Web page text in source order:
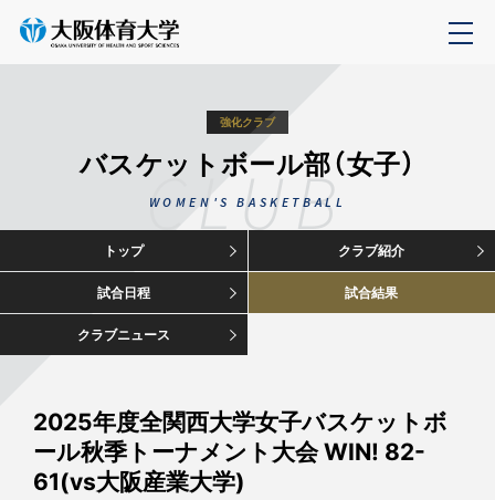
強化クラブ
バスケットボール部（女子）
WOMEN'S BASKETBALL
CLUB
トップ クラブ紹介
試合日程 試合結果
クラブニュース
2025年度全関西大学女子バスケットボ
ール秋季トーナメント大会 WIN! 82-
61(vs大阪産業大学)